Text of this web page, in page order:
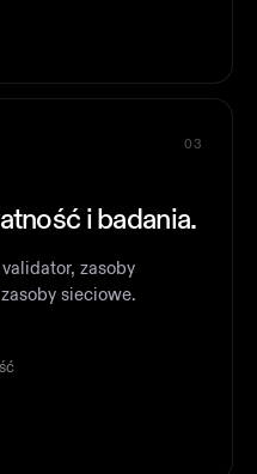
03
i badania.
zasoby
sieciowe.